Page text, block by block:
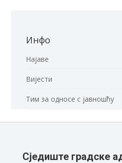
Инфо
Најаве
Вијести
Тим за односе с јавношћу
Сједиште градске